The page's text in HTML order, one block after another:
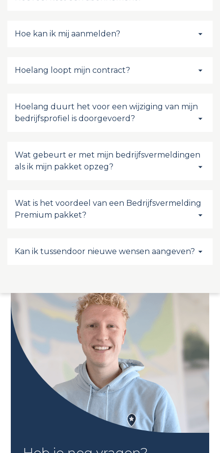
Hoe kan ik mij aanmelden?
Hoelang loopt mijn contract?
Hoelang duurt het voor een wijziging van mijn
bedrijfsprofiel is doorgevoerd?
Wat gebeurt er met mijn bedrijfsvermeldingen
als ik mijn pakket opzeg?
Wat is het voordeel van een Bedrijfsvermelding
Premium pakket?
Kan ik tussendoor nieuwe wensen aangeven?